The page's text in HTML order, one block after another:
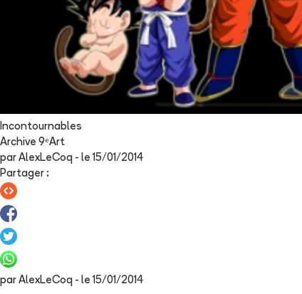
Incontournables
Archive 9ᵉArt
par AlexLeCoq - le 15/01/2014
Partager :
par AlexLeCoq - le 15/01/2014